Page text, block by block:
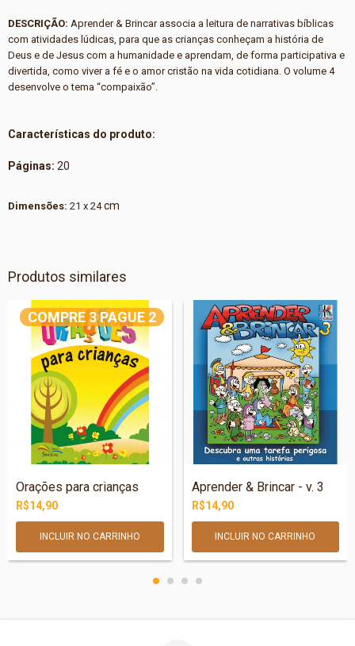
DESCRIÇÃO: Aprender & Brincar associa a leitura de narrativas bíblicas
com atividades lúdicas, para que as crianças conheçam a história de
Deus e de Jesus com a humanidade e aprendam, de forma participativa e
divertida, como viver a fé e o amor cristão na vida cotidiana. O volume 4
desenvolve o tema “compaixão”.
Características do produto:
Páginas: 20
Dimensões: 21 x 24cm
Produtos similares
COMPRE 3 PAGUE 2
Orações para crianças
R$14,90
Aprender & Brincar - v. 3
R$14,90